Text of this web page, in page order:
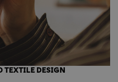
TEXTILE DESIGN